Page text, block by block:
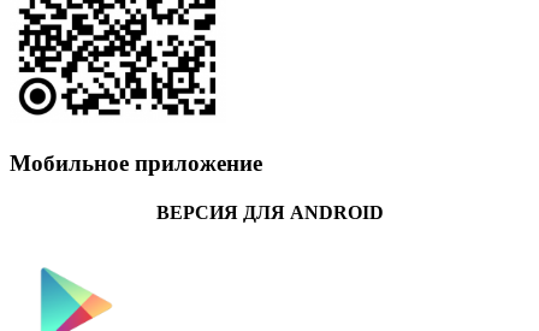
Мобильное приложение
ВЕРСИЯ ДЛЯ ANDROID